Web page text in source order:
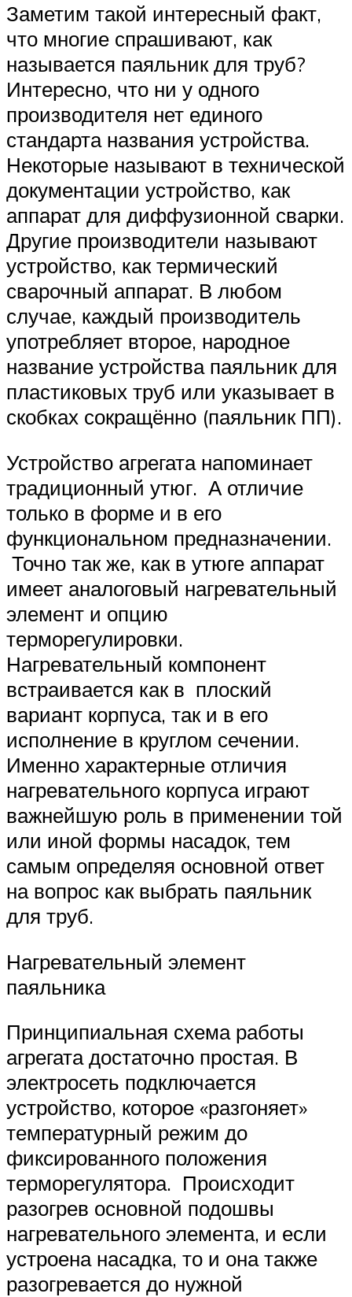
Заметим такой интересный факт,
что многие спрашивают, как
называется паяльник для труб?
Интересно, что ни у одного
производителя нет единого
стандарта названия устройства.
Некоторые называют в технической
документации устройство, как
аппарат для диффузионной сварки.
Другие производители называют
устройство, как термический
сварочный аппарат. В любом
случае, каждый производитель
употребляет второе, народное
название устройства паяльник для
пластиковых труб или указывает в
скобках сокращённо (паяльник ПП).
Устройство агрегата напоминает
традиционный утюг. А отличие
только в форме и в его
функциональном предназначении.
Точно так же, как в утюге аппарат
имеет аналоговый нагревательный
элемент и опцию
терморегулировки.
Нагревательный компонент
встраивается как в плоский
вариант корпуса, так и в его
исполнение в круглом сечении.
Именно характерные отличия
нагревательного корпуса играют
важнейшую роль в применении той
или иной формы насадок, тем
самым определяя основной ответ
на вопрос как выбрать паяльник
для труб.
Нагревательный элемент
паяльника
Принципиальная схема работы
агрегата достаточно простая. В
электросеть подключается
устройство, которое «разгоняет»
температурный режим до
фиксированного положения
терморегулятора. Происходит
разогрев основной подошвы
нагревательного элемента, и если
устроена насадка, то и она также
разогревается до нужной